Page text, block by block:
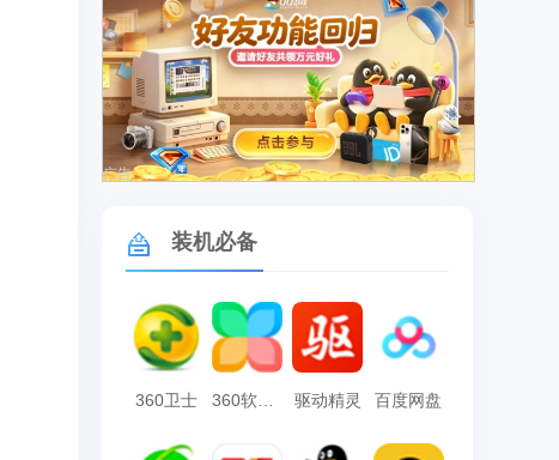
广告
装机必备
360卫士 360软件管家 驱动精灵 百度网盘